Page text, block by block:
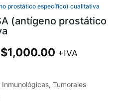
prostático específico) cualitativa
(antígeno prostático
$1,000.00 +IVA
, Tumorales